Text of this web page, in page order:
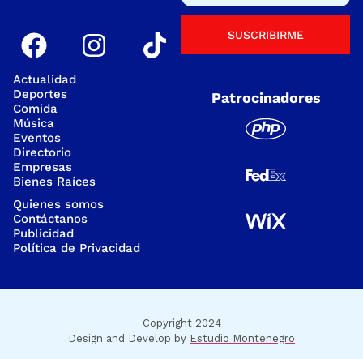
Actualidad
Deportes
Comida
Música
Eventos
Directorio
Empresas
Bienes Raíces
Quienes somos
Contáctanos
Publicidad
Política de Privacidad
SUSCRIBIRME
Patrocinadores
Copyright 2024
Design and Develop by Estudio Montenegro